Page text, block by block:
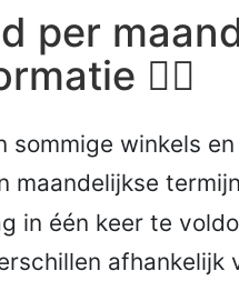
per
🏃‍♂️
sommige winkels
maandelijkse
in één keer te